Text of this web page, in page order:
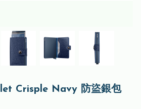
Crisple Navy 防盜銀包